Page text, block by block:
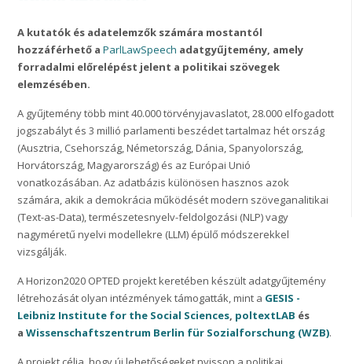
A kutatók és adatelemzők számára mostantól
hozzáférhető aParlLawSpeech adatgyűjtemény, amely
forradalmi előrelépést jelent a politikai szövegek
elemzésében.
A gyűjtemény több mint 40.000 törvényjavaslatot, 28.000 elfogadott
jogszabályt és 3 millió parlamenti beszédet tartalmaz hét ország
(Ausztria, Csehország, Németország, Dánia, Spanyolország,
Horvátország, Magyarország) és az Európai Unió
vonatkozásában. Az adatbázis különösen hasznos azok
számára, akik a demokrácia működését modern szöveganalitikai
(Text-as-Data), természetesnyelv-feldolgozási (NLP) vagy
nagyméretű nyelvi modellekre (LLM) épülő módszerekkel
vizsgálják.
A Horizon2020 OPTED projekt keretében készült adatgyűjtemény
létrehozását olyan intézmények támogatták, mint a GESIS -
Leibniz Institute for the Social Sciences, poltextLAB és
aWissenschaftszentrum Berlin für Sozialforschung (WZB).